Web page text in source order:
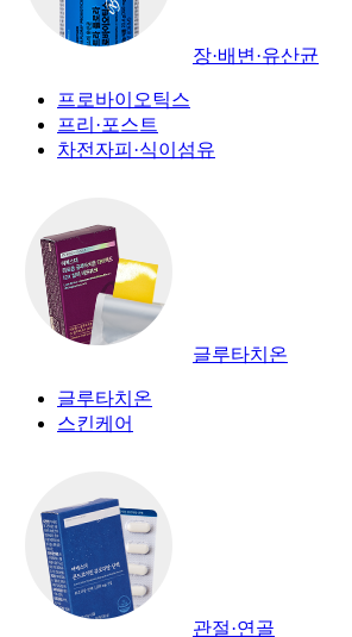
장·배변·유산균
프로바이오틱스
프리·포스트
차전자피·식이섬유
글루타치온
글루타치온
스킨케어
관절·연골